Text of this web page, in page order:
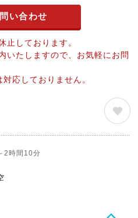
い合わせ
止しております。
いたしますので、お気軽にお問
応しておりません。
2時間10分